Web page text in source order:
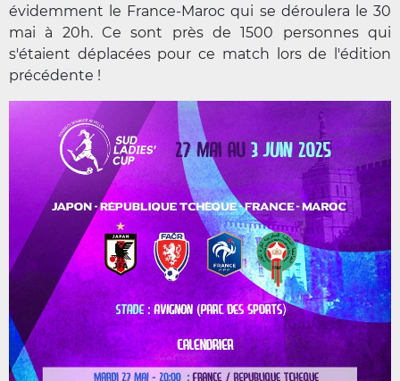
évidemment le France-Maroc qui se déroulera le 30
mai à 20h. Ce sont près de 1500 personnes qui
s'étaient déplacées pour ce match lors de l'édition
précédente !